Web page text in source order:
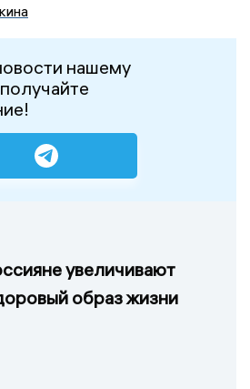
нашему
увеличивают
образ жизни